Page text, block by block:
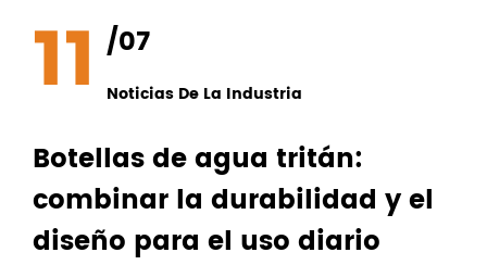
11 /07
Noticias De La Industria
Botellas de agua tritán:
combinar la durabilidad y el
diseño para el uso diario